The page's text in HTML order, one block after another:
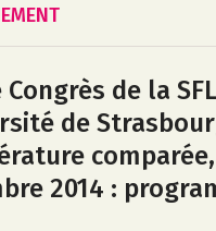
Congrès de la
de
comparée,
2014 :